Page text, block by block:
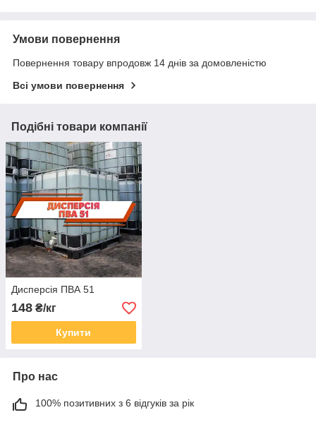
Умови повернення
Повернення товару впродовж 14 днів за домовленістю
Всі умови повернення
Подібні товари компанії
Дисперсія ПВА 51
148 ₴/кг
Купити
Про нас
100% позитивних з 6 відгуків за рік